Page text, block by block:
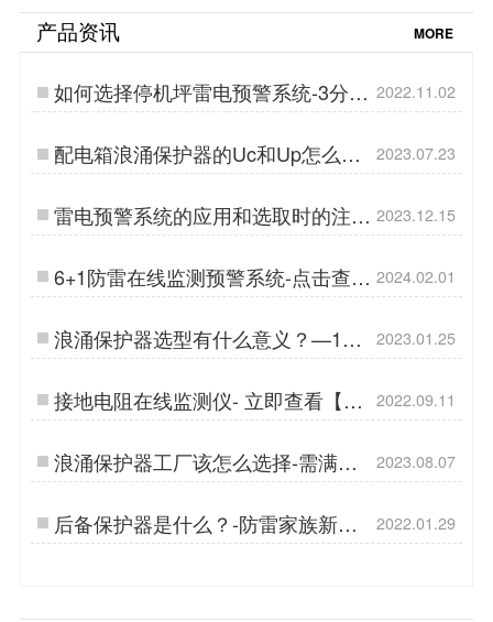
产品资讯 MORE
如何选择停机坪雷电预警系统-3分钟
告诉你【易造防雷】…
2022.11.02
配电箱浪涌保护器的Uc和Up怎么选-
点击查看-易造防雷…
2023.07.23
雷电预警系统的应用和选取时的注意
事项-点击查看-易造防雷…
2023.12.15
6+1防雷在线监测预警系统-点击查看
详情-易造防雷…
2024.02.01
浪涌保护器选型有什么意义？—1对
1专业选型指导【易造防雷】…
2023.01.25
接地电阻在线监测仪- 立即查看【杭
州易造】…
2022.09.11
浪涌保护器工厂该怎么选择-需满足
以下几点-易造防雷…
2023.08.07
后备保护器是什么？-防雷家族新产
品[杭州易造]…
2022.01.29